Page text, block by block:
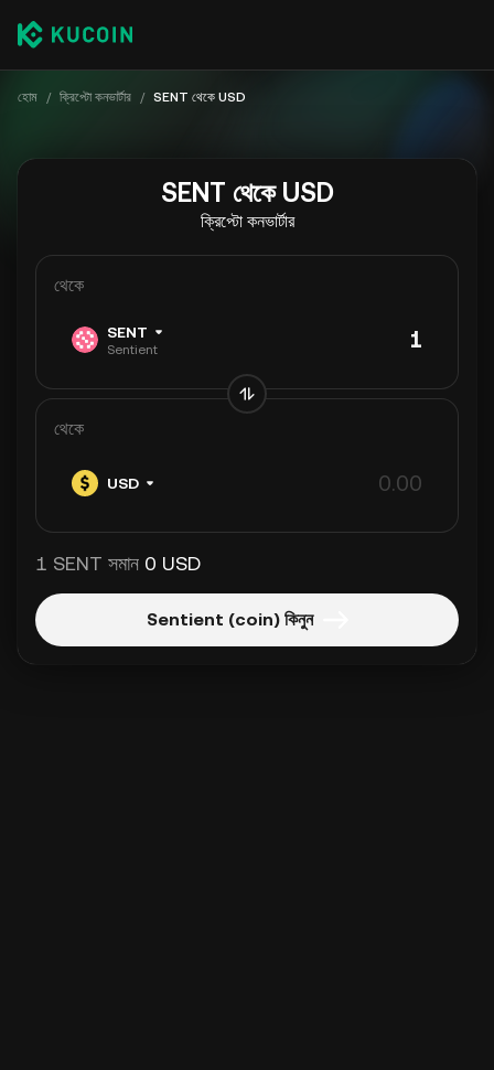
হোম / ক্রিপ্টো কনভার্টার / SENT থেকে USD
SENT থেকে USD
ক্রিপ্টো কনভার্টার
থেকে
SENT
Sentient
থেকে
USD
1 SENT সমান 0 USD
Sentient (coin) কিনুন